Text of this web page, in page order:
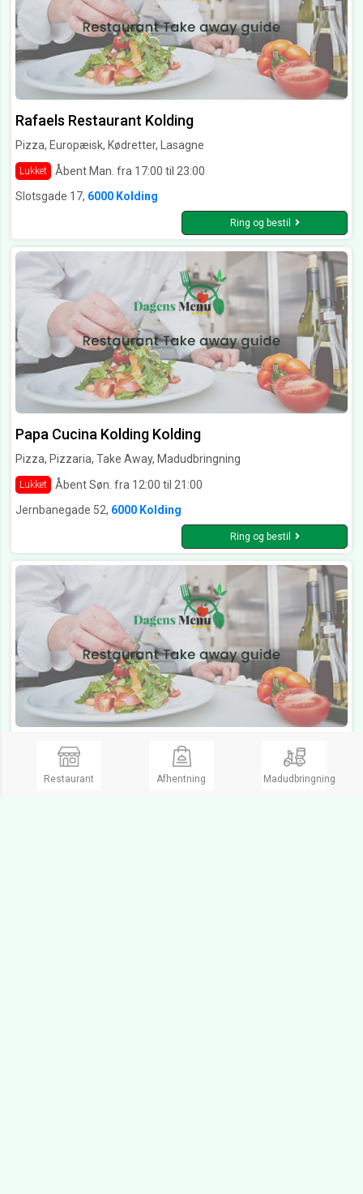
Rafaels Restaurant Kolding
Pizza, Europæisk, Kødretter, Lasagne
Lukket
Åbent Man. fra 17:00 til 23:00
Slotsgade 17, 6000 Kolding
Ring og bestil
Papa Cucina Kolding Kolding
Pizza, Pizzaria, Take Away, Madudbringning
Lukket
Åbent Søn. fra 12:00 til 21:00
Jernbanegade 52, 6000 Kolding
Ring og bestil
Lamars Pizza Kolding
Pizza, Pizzaria, Durum, Grillmad
Restaurant Afhentning Madudbringning